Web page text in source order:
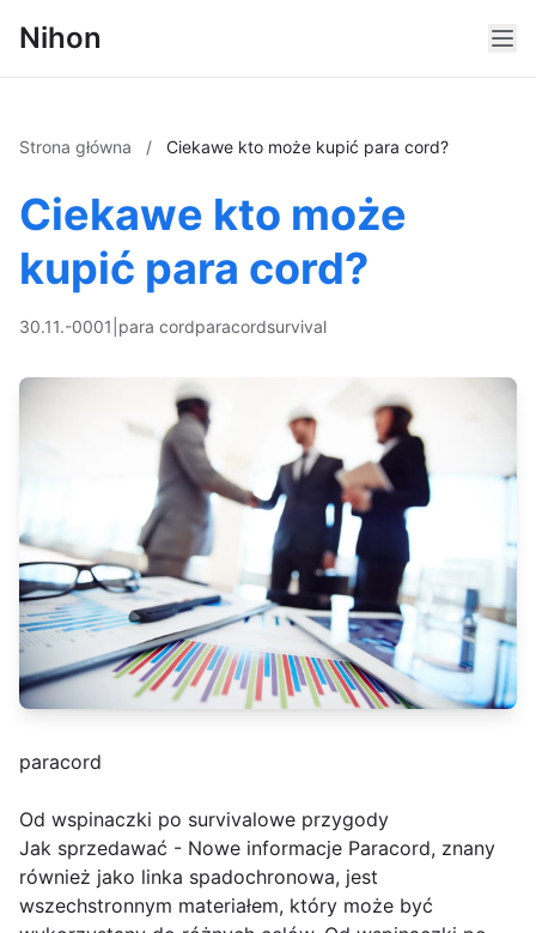
Nihon
Strona główna / Ciekawe kto może kupić para cord?
Ciekawe kto może
kupić para cord?
30.11.-0001 para cordparacordsurvival
paracord
Od wspinaczki po survivalowe przygody
Jak sprzedawać - Nowe informacje Paracord, znany
również jako linka spadochronowa, jest
wszechstronnym materiałem, który może być